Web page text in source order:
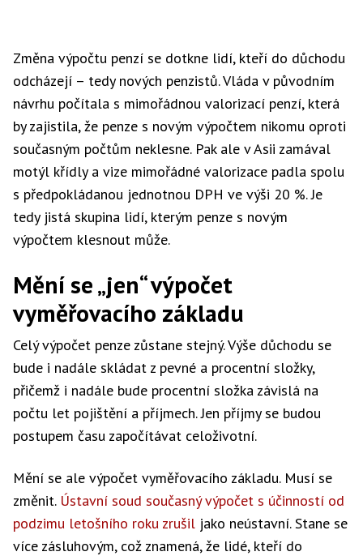
Změna výpočtu penzí se dotkne lidí, kteří do důchodu
odcházejí – tedy nových penzistů. Vláda v původním
návrhu počítala s mimořádnou valorizací penzí, která
by zajistila, že penze s novým výpočtem nikomu oproti
současným počtům neklesne. Pak ale v Asii zamával
motýl křídly a vize mimořádné valorizace padla spolu
s předpokládanou jednotnou DPH ve výši 20 %. Je
tedy jistá skupina lidí, kterým penze s novým
výpočtem klesnout může.
Mění se „jen“ výpočet
vyměřovacího základu
Celý výpočet penze zůstane stejný. Výše důchodu se
bude i nadále skládat z pevné a procentní složky,
přičemž i nadále bude procentní složka závislá na
počtu let pojištění a příjmech. Jen příjmy se budou
postupem času započítávat celoživotní.
Mění se ale výpočet vyměřovacího základu. Musí se
změnit. Ústavní soud současný výpočet s účinností od
podzimu letošního roku zrušil jako neústavní. Stane se
více zásluhovým, což znamená, že lidé, kteří do